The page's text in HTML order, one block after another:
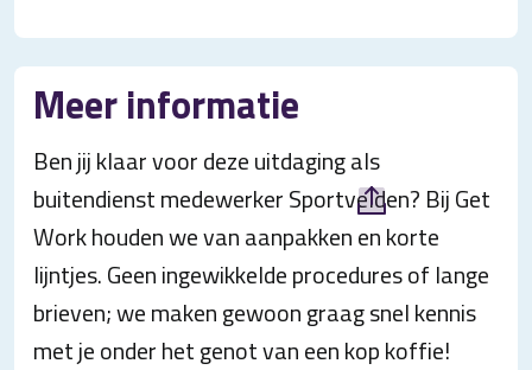
Meer informatie
Ben jij klaar voor deze uitdaging als
buitendienst medewerker Sportvelden? Bij Get
Work houden we van aanpakken en korte
lijntjes. Geen ingewikkelde procedures of lange
brieven; we maken gewoon graag snel kennis
met je onder het genot van een kop koffie!